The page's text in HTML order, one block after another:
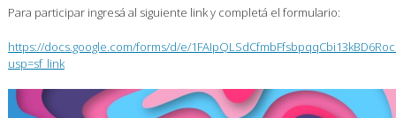
Para participar ingresá al siguiente link y completá el formulario:
https://docs.google.com/forms/d/e/
usp=sf_link